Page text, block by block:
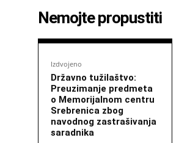
Nemojte propustiti
Izdvojeno
Državno tužilaštvo:
Preuzimanje predmeta
o Memorijalnom centru
Srebrenica zbog
navodnog zastrašivanja
saradnika